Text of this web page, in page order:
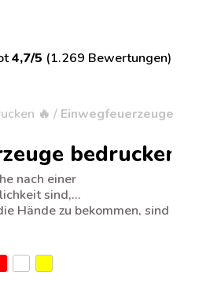
4,7/5 (1.269 Bewertungen)
🔥 / Einwegfeuerzeuge
bedrucken
nach einer
sind,
Hände zu bekommen, sind
bedrucken von
Sie sie mit Ihrem
dass die Empfänger sie gar